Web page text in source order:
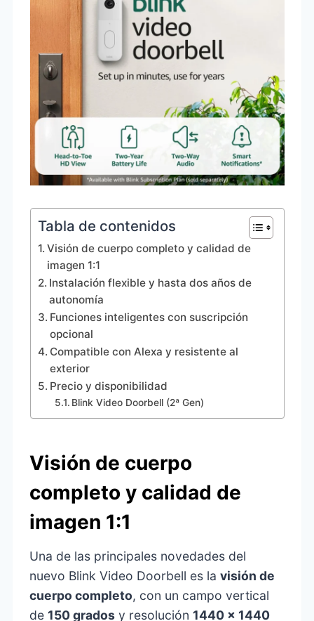
Tabla de contenidos
Visión de cuerpo completo y calidad de
imagen 1:1
Instalación flexible y hasta dos años de
autonomía
Funciones inteligentes con suscripción
opcional
Compatible con Alexa y resistente al
exterior
Precio y disponibilidad
Blink Video Doorbell (2ª Gen)
Visión de cuerpo
completo y calidad de
imagen 1:1
Una de las principales novedades del
nuevo Blink Video Doorbell es lavisión de
cuerpo completo, con un campo vertical
de 150 grados y resolución 1440 x 1440